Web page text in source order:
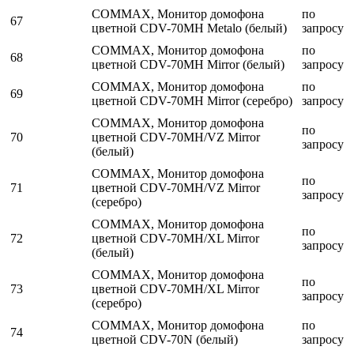
67
COMMAX, Монитор домофона
цветной CDV-70MH Metalo (белый)
по
запросу
68
COMMAX, Монитор домофона
цветной CDV-70MH Mirror (белый)
по
запросу
69
COMMAX, Монитор домофона
цветной CDV-70MH Mirror (серебро)
по
запросу
70
COMMAX, Монитор домофона
цветной CDV-70MH/VZ Mirror
(белый)
по
запросу
71
COMMAX, Монитор домофона
цветной CDV-70MH/VZ Mirror
(серебро)
по
запросу
72
COMMAX, Монитор домофона
цветной CDV-70MH/XL Mirror
(белый)
по
запросу
73
COMMAX, Монитор домофона
цветной CDV-70MH/XL Mirror
(серебро)
по
запросу
74
COMMAX, Монитор домофона
цветной CDV-70N (белый)
по
запросу